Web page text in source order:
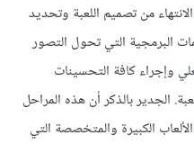
من تصميم اللعبة وتحديد
البرمجية التي تحول التصور
وإجراء كافة التحسينات
الجدير بالذكر أن هذه المراحل
الكبيرة والمتخصصة التي